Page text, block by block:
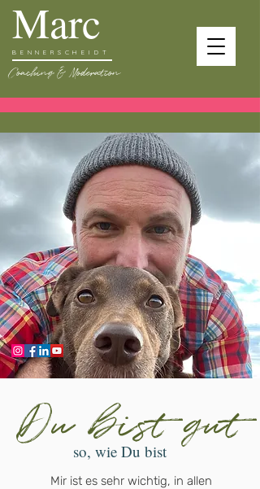
Marc
BENNERSCHEIDT
Coaching & Moderation
so, wie Du bist
Du bist gut
Mir ist es sehr wichtig, in allen